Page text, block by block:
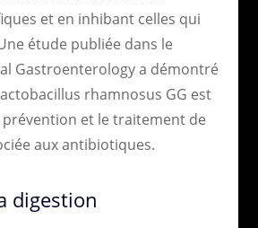
et en inhibant celles qui
étude publiée dans le
Gastroenterology a démontré
rhamnosus GG est
prévention et le traitement de
aux antibiotiques.
digestion